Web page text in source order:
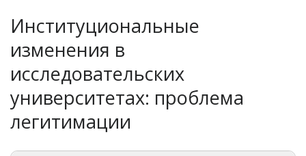
Институциональные
изменения в
исследовательских
университетах: проблема
легитимации